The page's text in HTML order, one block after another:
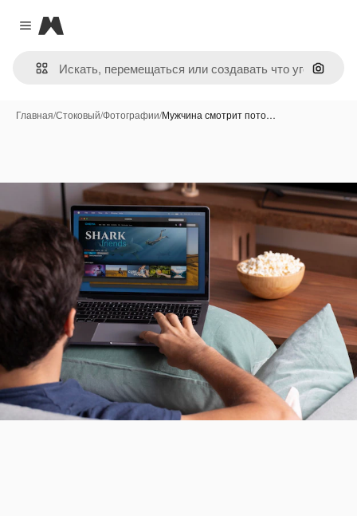
Close menu
Magnific
Поиск
Главная/Стоковый/Фотографии/Мужчина смотрит пото…